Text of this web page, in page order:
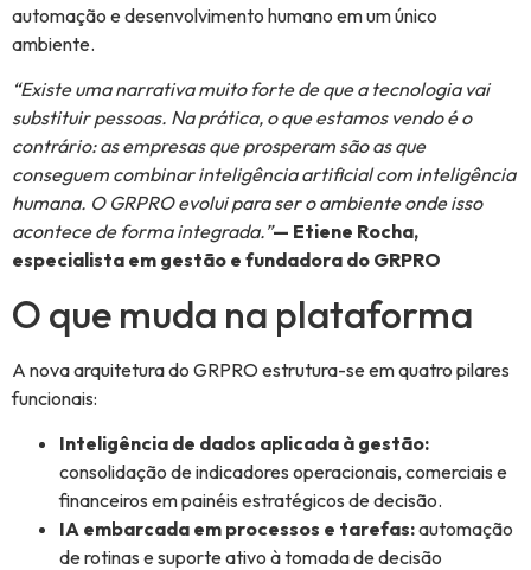
automação e desenvolvimento humano em um único
ambiente.
“Existe uma narrativa muito forte de que a tecnologia vai
substituir pessoas. Na prática, o que estamos vendo é o
contrário: as empresas que prosperam são as que
conseguem combinar inteligência artificial com inteligência
humana. O GRPRO evolui para ser o ambiente onde isso
acontece de forma integrada.”— Etiene Rocha,
especialista em gestão e fundadora do GRPRO
O que muda na plataforma
A nova arquitetura do GRPRO estrutura-se em quatro pilares
funcionais:
Inteligência de dados aplicada à gestão:
consolidação de indicadores operacionais, comerciais e
financeiros em painéis estratégicos de decisão.
IA embarcada em processos e tarefas:automação
de rotinas e suporte ativo à tomada de decisão